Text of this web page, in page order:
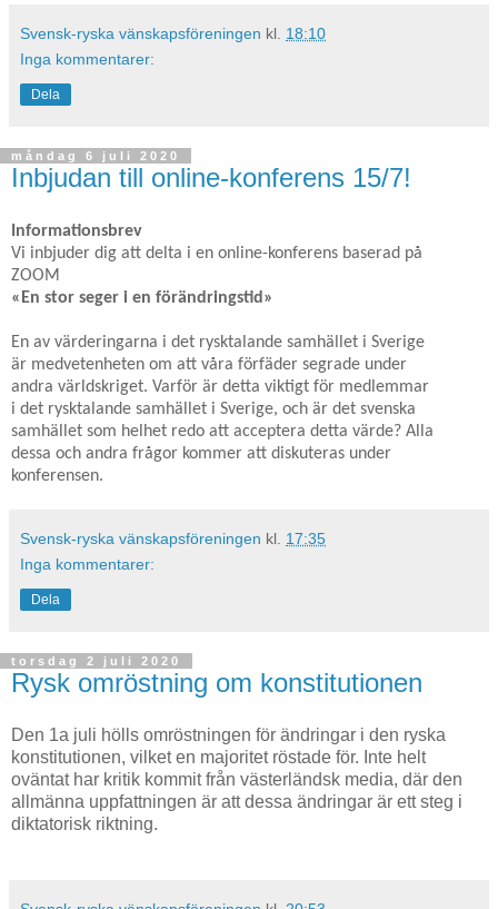
Svensk-ryska vänskapsföreningen kl. 18:10
Inga kommentarer:
Dela
måndag 6 juli 2020
Inbjudan till online-konferens 15/7!
Informationsbrev
Vi inbjuder dig att delta i en online-konferens baserad på
ZOOM
«En stor seger i en förändringstid»
En av värderingarna i det rysktalande samhället i Sverige
är medvetenheten om att våra förfäder segrade under
andra världskriget. Varför är detta viktigt för medlemmar
i det rysktalande samhället i Sverige, och är det svenska
samhället som helhet redo att acceptera detta värde? Alla
dessa och andra frågor kommer att diskuteras under
konferensen.
Svensk-ryska vänskapsföreningen kl. 17:35
Inga kommentarer:
Dela
torsdag 2 juli 2020
Rysk omröstning om konstitutionen
Den 1a juli hölls omröstningen för ändringar i den ryska
konstitutionen, vilket en majoritet röstade för. Inte helt
oväntat har kritik kommit från västerländsk media, där den
allmänna uppfattningen är att dessa ändringar är ett steg i
diktatorisk riktning.